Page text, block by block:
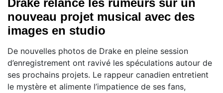
Drake relance les rumeurs sur un
nouveau projet musical avec des
images en studio
De nouvelles photos de Drake en pleine session
d’enregistrement ont ravivé les spéculations autour de
ses prochains projets. Le rappeur canadien entretient
le mystère et alimente l’impatience de ses fans,